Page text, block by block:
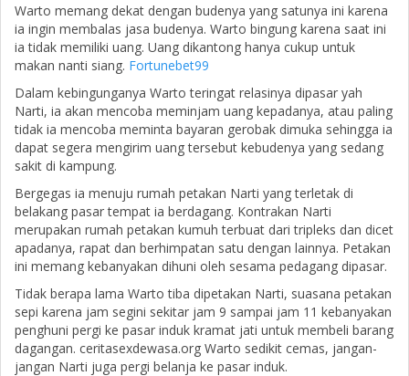
Warto memang dekat dengan budenya yang satunya ini karena
ia ingin membalas jasa budenya. Warto bingung karena saat ini
ia tidak memiliki uang. Uang dikantong hanya cukup untuk
makan nanti siang. Fortunebet99
Dalam kebingunganya Warto teringat relasinya dipasar yah
Narti, ia akan mencoba meminjam uang kepadanya, atau paling
tidak ia mencoba meminta bayaran gerobak dimuka sehingga ia
dapat segera mengirim uang tersebut kebudenya yang sedang
sakit di kampung.
Bergegas ia menuju rumah petakan Narti yang terletak di
belakang pasar tempat ia berdagang. Kontrakan Narti
merupakan rumah petakan kumuh terbuat dari tripleks dan dicet
apadanya, rapat dan berhimpatan satu dengan lainnya. Petakan
ini memang kebanyakan dihuni oleh sesama pedagang dipasar.
Tidak berapa lama Warto tiba dipetakan Narti, suasana petakan
sepi karena jam segini sekitar jam 9 sampai jam 11 kebanyakan
penghuni pergi ke pasar induk kramat jati untuk membeli barang
dagangan. ceritasexdewasa.org Warto sedikit cemas, jangan-
jangan Narti juga pergi belanja ke pasar induk.